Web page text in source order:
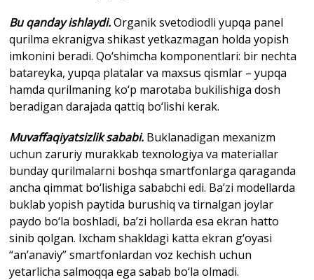
Bu qanday ishlaydi.Organik svetodiodli yupqa panel
qurilma ekranigva shikast yetkazmagan holda yopish
imkonini beradi. Qo‘shimcha komponentlari: bir nechta
batareyka, yupqa platalar va maxsus qismlar – yupqa
hamda qurilmaning ko‘p marotaba bukilishiga dosh
beradigan darajada qattiq bo‘lishi kerak.
Muvaffaqiyatsizlik sababi. Buklanadigan mexanizm
uchun zaruriy murakkab texnologiya va materiallar
bunday qurilmalarni boshqa smartfonlarga qaraganda
ancha qimmat bo‘lishiga sababchi edi. Ba’zi modellarda
buklab yopish paytida burushiq va tirnalgan joylar
paydo bo‘la boshladi, ba’zi hollarda esa ekran hatto
sinib qolgan. Ixcham shakldagi katta ekran g‘oyasi
“an’anaviy” smartfonlardan voz kechish uchun
yetarlicha salmoqqa ega sabab bo‘la olmadi.